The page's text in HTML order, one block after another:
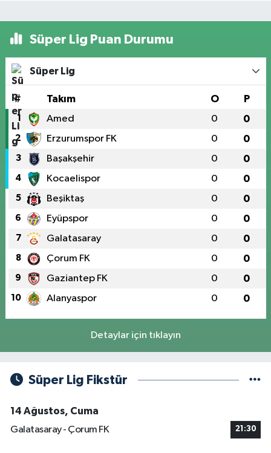
Süper Lig Puan Durumu
Süper Lig
# Takım O P
1 Amed 0 0
2 Erzurumspor FK 0 0
3 Başakşehir 0 0
4 Kocaelispor 0 0
5 Beşiktaş 0 0
6 Eyüpspor 0 0
7 Galatasaray 0 0
8 Çorum FK 0 0
9 Gaziantep FK 0 0
10 Alanyaspor 0 0
Detaylar için tıklayın
Süper Lig Fikstür
14 Ağustos, Cuma
Galatasaray - Çorum FK
21:30